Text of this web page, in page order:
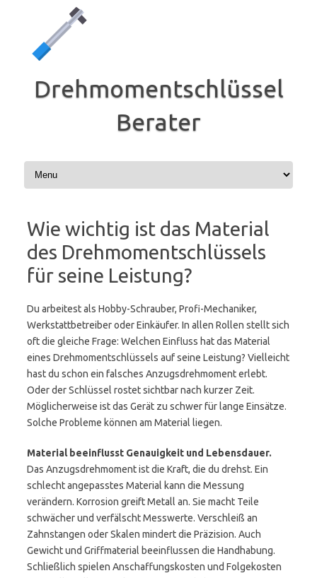
Drehmomentschlüssel
Berater
Wie wichtig ist das Material
des Drehmomentschlüssels
für seine Leistung?
Du arbeitest als Hobby-Schrauber, Profi-Mechaniker,
Werkstattbetreiber oder Einkäufer. In allen Rollen stellt sich
oft die gleiche Frage: Welchen Einfluss hat das Material
eines Drehmomentschlüssels auf seine Leistung? Vielleicht
hast du schon ein falsches Anzugsdrehmoment erlebt.
Oder der Schlüssel rostet sichtbar nach kurzer Zeit.
Möglicherweise ist das Gerät zu schwer für lange Einsätze.
Solche Probleme können am Material liegen.
Material beeinflusst Genauigkeit und Lebensdauer.
Das Anzugsdrehmoment ist die Kraft, die du drehst. Ein
schlecht angepasstes Material kann die Messung
verändern. Korrosion greift Metall an. Sie macht Teile
schwächer und verfälscht Messwerte. Verschleiß an
Zahnstangen oder Skalen mindert die Präzision. Auch
Gewicht und Griffmaterial beeinflussen die Handhabung.
Schließlich spielen Anschaffungskosten und Folgekosten